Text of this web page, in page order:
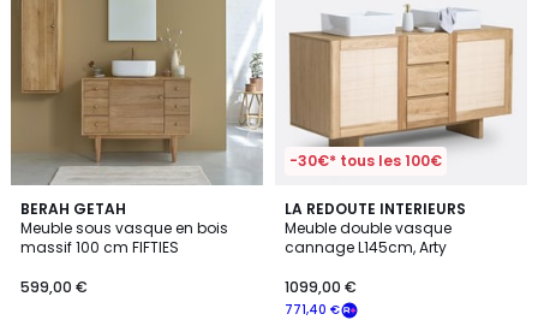
BERAH GETAH
Meuble sous vasque en bois
massif 100 cm FIFTIES
599,00 €
-30€* tous les 100€
LA REDOUTE INTERIEURS
Meuble double vasque
cannage L145cm, Arty
771,40 €
1099,00 €
5
/
5